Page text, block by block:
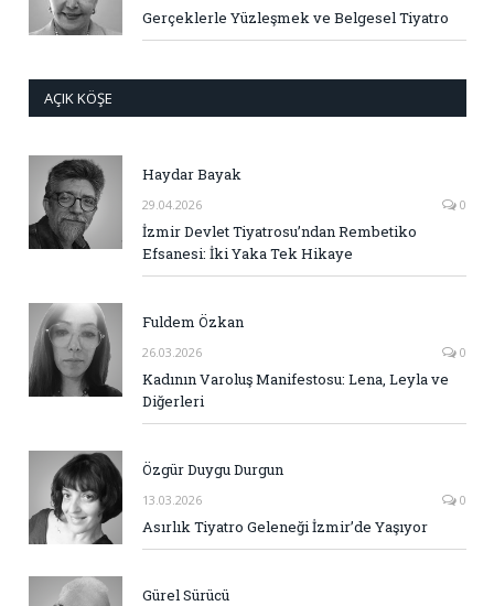
Gerçeklerle Yüzleşmek ve Belgesel Tiyatro
AÇIK KÖŞE
Haydar Bayak
29.04.2026 0
İzmir Devlet Tiyatrosu’ndan Rembetiko
Efsanesi: İki Yaka Tek Hikaye
Fuldem Özkan
26.03.2026 0
Kadının Varoluş Manifestosu: Lena, Leyla ve
Diğerleri
Özgür Duygu Durgun
13.03.2026 0
Asırlık Tiyatro Geleneği İzmir’de Yaşıyor
Gürel Sürücü